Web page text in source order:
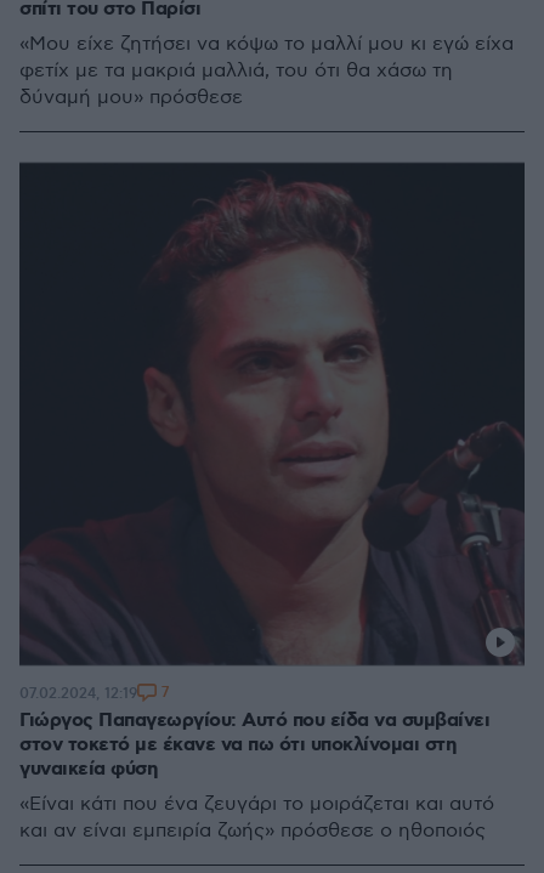
σπίτι του στο Παρίσι
«Μου είχε ζητήσει να κόψω το μαλλί μου κι εγώ είχα
φετίχ με τα μακριά μαλλιά, του ότι θα χάσω τη
δύναμή μου» πρόσθεσε
Γιώργος Παπαγεωργίου: Αυτό που είδα να συμβαίνει
στον τοκετό με έκανε να πω ότι υποκλίνομαι στη
γυναικεία φύση
«Είναι κάτι που ένα ζευγάρι το μοιράζεται και αυτό
και αν είναι εμπειρία ζωής» πρόσθεσε ο ηθοποιός
07.02.2024, 12:19 7